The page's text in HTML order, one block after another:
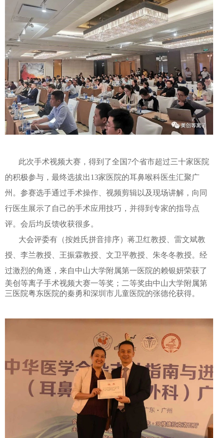
此次手术视频大赛，得到了全国7个省市超过三十家医院
的积极参与，最终选拔出13家医院的耳鼻喉科医生汇聚广
州。参赛选手通过手术操作、视频剪辑以及现场讲解，向同
行医生展示了自己的手术应用技巧，并得到专家的指导点
评。会后均反馈收获很多。
大会评委有（按姓氏拼音排序）蒋卫红教授、雷文斌教
授、李兰教授、王振霖教授、文卫平教授、朱冬冬教授。经
过激烈的角逐，来自中山大学附属第一医院的赖银妍荣获了
美创等离子手术视频大赛一等奖；二等奖由中山大学附属第
三医院粤东医院的秦勇和深圳市儿童医院的张德伦获得。